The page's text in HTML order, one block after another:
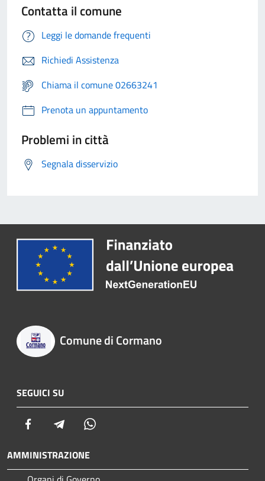
Contatta il comune
Leggi le domande frequenti
Richiedi Assistenza
Chiama il comune 02663241
Prenota un appuntamento
Problemi in città
Segnala disservizio
Comune di Cormano
SEGUICI SU
Facebook Telegram
AMMINISTRAZIONE